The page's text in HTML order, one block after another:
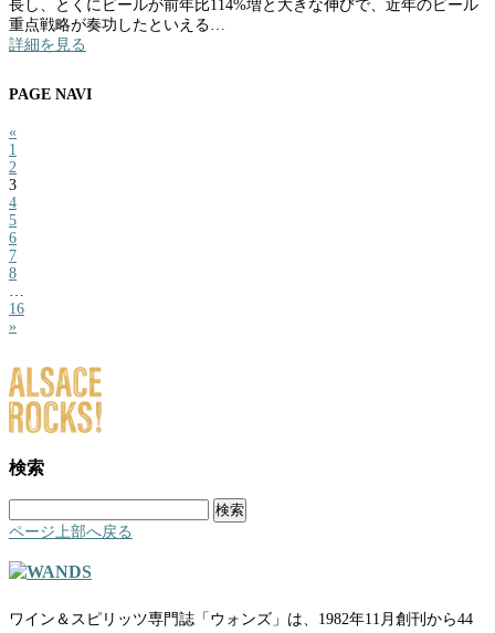
長し、とくにビールが前年比114%増と大きな伸びで、近年のビール
重点戦略が奏功したといえる…
詳細を見る
PAGE NAVI
«
1
2
3
4
5
6
7
8
…
16
»
検索
索:
ページ上部へ戻る
ワイン＆スピリッツ専門誌「ウォンズ」は、1982年11月創刊から44